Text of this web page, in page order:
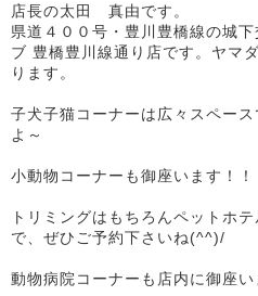
店長の太田 真由です。
県道４００号・豊川豊橋線の城
ブ 豊橋豊川線通り店です。ヤマ
ります。
子犬子猫コーナーは広々スペー
よ～
小動物コーナーも御座います！！
トリミングはもちろんペットホ
で、ぜひご予約下さいね(^^)/
動物病院コーナーも店内に御座い